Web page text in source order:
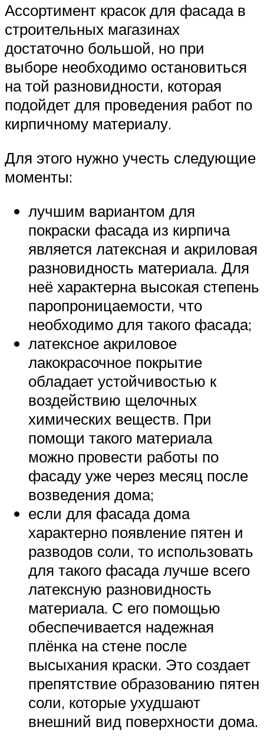
Ассортимент красок для фасада в
строительных магазинах
достаточно большой, но при
выборе необходимо остановиться
на той разновидности, которая
подойдет для проведения работ по
кирпичному материалу.
Для этого нужно учесть следующие
моменты:
лучшим вариантом для
покраски фасада из кирпича
является латексная и акриловая
разновидность материала. Для
неё характерна высокая степень
паропроницаемости, что
необходимо для такого фасада;
латексное акриловое
лакокрасочное покрытие
обладает устойчивостью к
воздействию щелочных
химических веществ. При
помощи такого материала
можно провести работы по
фасаду уже через месяц после
возведения дома;
если для фасада дома
характерно появление пятен и
разводов соли, то использовать
для такого фасада лучше всего
латексную разновидность
материала. С его помощью
обеспечивается надежная
плёнка на стене после
высыхания краски. Это создает
препятствие образованию пятен
соли, которые ухудшают
внешний вид поверхности дома.